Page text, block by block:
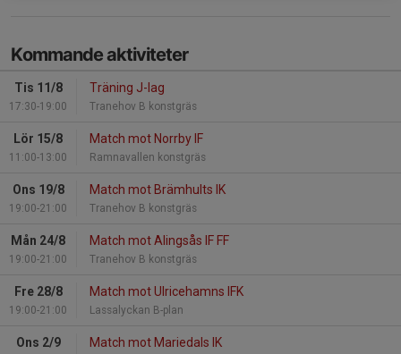
Kommande aktiviteter
Tis 11/8
17:30-19:00
Träning J-lag
Tranehov B konstgräs
Lör 15/8
11:00-13:00
Match mot Norrby IF
Ramnavallen konstgräs
Ons 19/8
19:00-21:00
Match mot Brämhults IK
Tranehov B konstgräs
Mån 24/8
19:00-21:00
Match mot Alingsås IF FF
Tranehov B konstgräs
Fre 28/8
19:00-21:00
Match mot Ulricehamns IFK
Lassalyckan B-plan
Ons 2/9 Match mot Mariedals IK